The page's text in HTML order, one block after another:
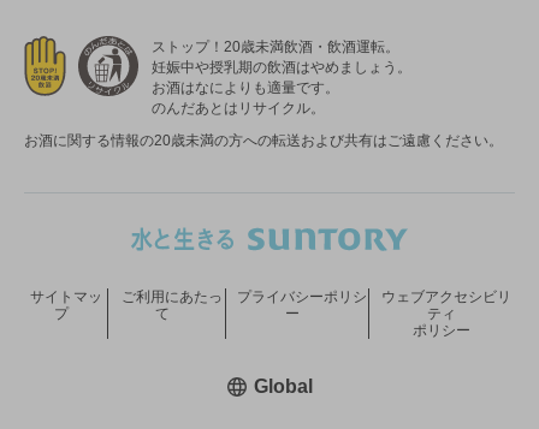
ストップ！20歳未満飲酒・飲酒運転。
妊娠中や授乳期の飲酒はやめましょう。
お酒はなによりも適量です。
のんだあとはリサイクル。
お酒に関する情報の20歳未満の方への転送および共有はご遠慮ください。
サイトマッ
プ
ご利用にあたっ
て
プライバシーポリシ
ー
ウェブアクセシビリ
ティ
ポリシー
Global新しいウィンドウで開く